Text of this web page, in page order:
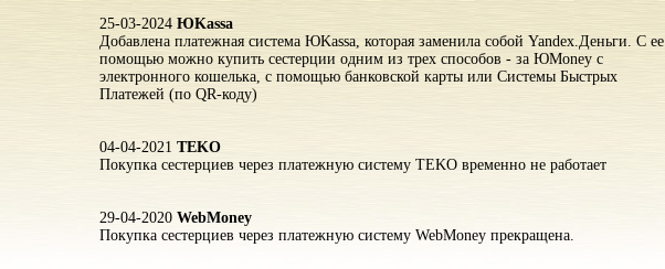
25-03-2024 ЮKassa
Добавлена платежная система ЮKassa, которая заменила собой Yandex.Деньги. С ее
помощью можно купить сестерции одним из трех способов - за ЮMoney с
электронного кошелька, с помощью банковской карты или Системы Быстрых
Платежей (по QR-коду)
04-04-2021 TEKO
Покупка сестерциев через платежную систему TEKO временно не работает
29-04-2020 WebMoney
Покупка сестерциев через платежную систему WebMoney прекращена.